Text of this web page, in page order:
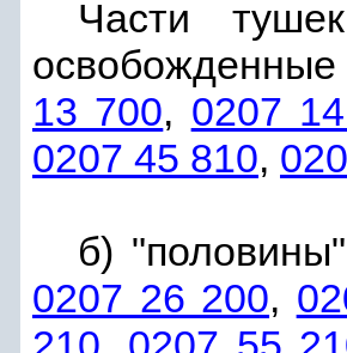
Части
13 700, 0207
0207 45 810,
б)
0207 26 200,